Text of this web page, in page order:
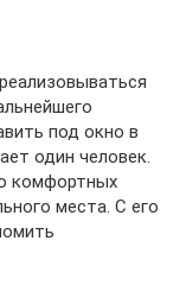
под окно в
один человек.
комфортных
места. С его